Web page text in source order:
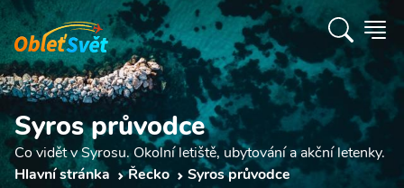
Syros průvodce
Co vidět v Syrosu. Okolní letiště, ubytování a akční letenky.
Hlavní stránka
Řecko Syros průvodce